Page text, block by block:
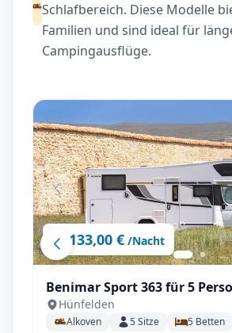
Schlafbereich. Diese Modelle
Familien und sind ideal für
Campingausflüge.
ab 133,00 € /Nacht
Benimar Sport 363 für 5
Hünfelden
Alkoven 5Sitze 5 Betten